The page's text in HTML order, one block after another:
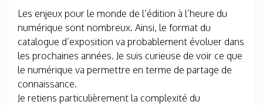
Les enjeux pour le monde de l’édition à l’heure du
numérique sont nombreux. Ainsi, le format du
catalogue d’exposition va probablement évoluer dans
les prochaines années. Je suis curieuse de voir ce que
le numérique va permettre en terme de partage de
connaissance.
Je retiens particulièrement la complexité du